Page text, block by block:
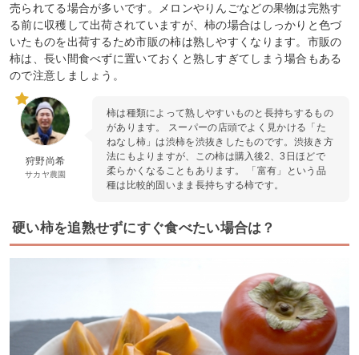
売られてる場合が多いです。メロンやりんごなどの果物は完熟す
る前に収穫して出荷されていますが、柿の場合はしっかりと色づ
いたものを出荷するため市販の柿は熟しやすくなります。市販の
柿は、長い間食べずに置いておくと熟しすぎてしまう場合もある
ので注意しましょう。
狩野尚希
サカヤ農園
柿は種類によって熟しやすいものと長持ちするもの
があります。 スーパーの店頭でよく見かける「た
ねなし柿」は渋柿を渋抜きしたものです。渋抜き方
法にもよりますが、この柿は購入後2、3日ほどで
柔らかくなることもあります。 「富有」という品
種は比較的固いまま長持ちする柿です。
硬い柿を追熟せずにすぐ食べたい場合は？